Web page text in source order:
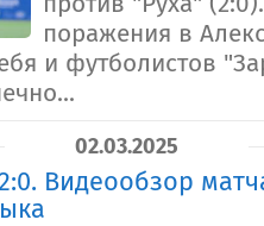
поражения в
и футболистов
02.03.2025
Видеообзор